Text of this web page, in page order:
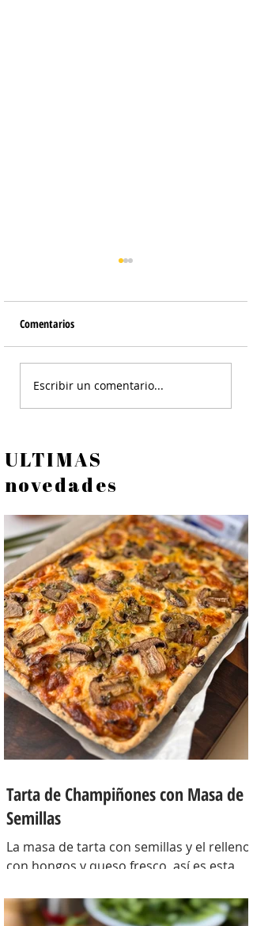
Empanadas de Choclo -
Comentarios
Escribir un comentario...
ULTIMAS
novedades
Tarta de Champiñones con Masa de
Semillas
La masa de tarta con semillas y el relleno
con hongos y queso fresco, así es esta
crocante con un relleno con mucho
sabor y bien cremoso. INGREDIENTES